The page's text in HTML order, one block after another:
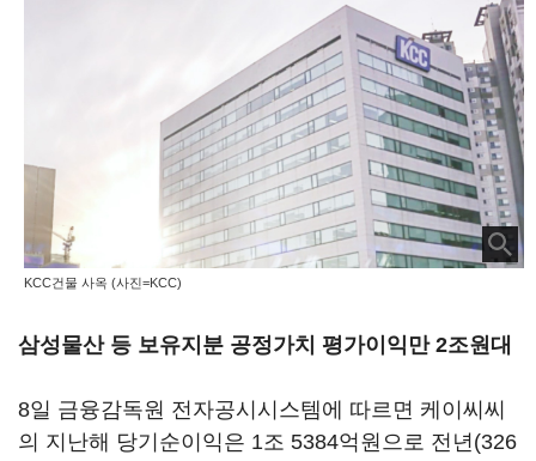
KCC건물 사옥 (사진=KCC)
삼성물산 등 보유지분 공정가치 평가이익만 2조원대
8일 금융감독원 전자공시시스템에 따르면 케이씨씨
의 지난해 당기순이익은 1조 5384억원으로 전년(326